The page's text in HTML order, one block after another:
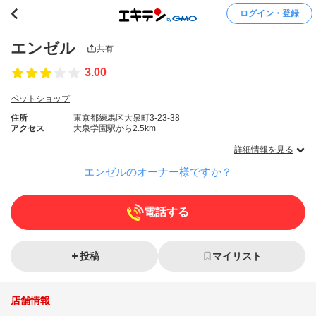
ログイン・登録
エンゼル 共有
3.00
ペットショップ
住所
東京都練馬区大泉町3-23-38
アクセス
大泉学園駅から2.5km
詳細情報を見る
エンゼルのオーナー様ですか？
電話する
投稿 マイリスト
店舗情報